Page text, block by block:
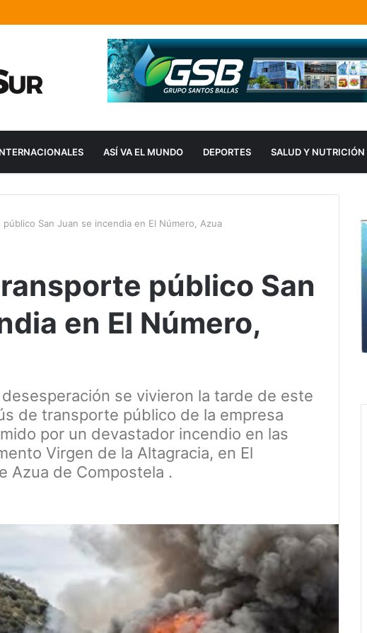
ASÍ VA EL MUNDO DEPORTES SALUD Y NUTRICIÓN
San Juan se incendia en El Número, Azua
público San
en El Número,
se vivieron la tarde de este
de transporte público de la empresa
por un devastador incendio en las
Virgen de la Altagracia, en El
Azua de Compostela .